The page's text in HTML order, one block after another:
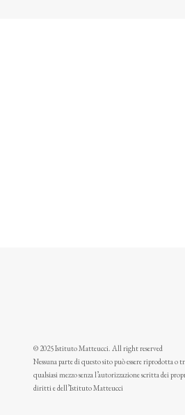
© 2025 Istituto Matteucci. All right reserved
Nessuna parte di questo sito può essere riprodotta o
qualsiasi mezzo senza l’autorizzazione scritta dei
diritti e dell’Istituto Matteucci